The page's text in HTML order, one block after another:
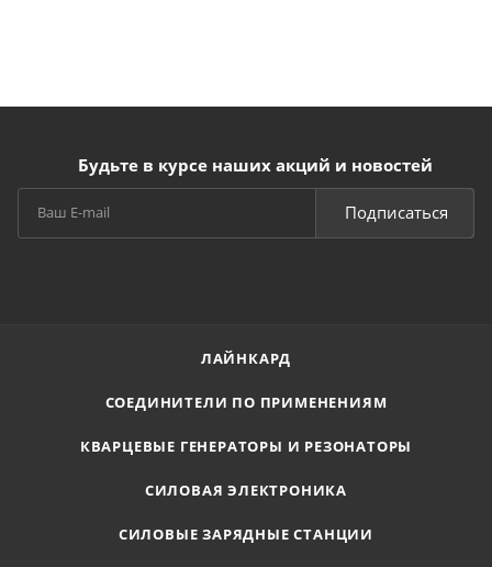
Будьте в курсе наших акций и новостей
Подписаться
ЛАЙНКАРД
СОЕДИНИТЕЛИ ПО ПРИМЕНЕНИЯМ
КВАРЦЕВЫЕ ГЕНЕРАТОРЫ И РЕЗОНАТОРЫ
СИЛОВАЯ ЭЛЕКТРОНИКА
СИЛОВЫЕ ЗАРЯДНЫЕ СТАНЦИИ